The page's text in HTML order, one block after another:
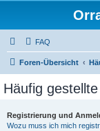
FAQ
Foren-Übersicht
Häufig
Registrierung und
Wozu muss ich mich